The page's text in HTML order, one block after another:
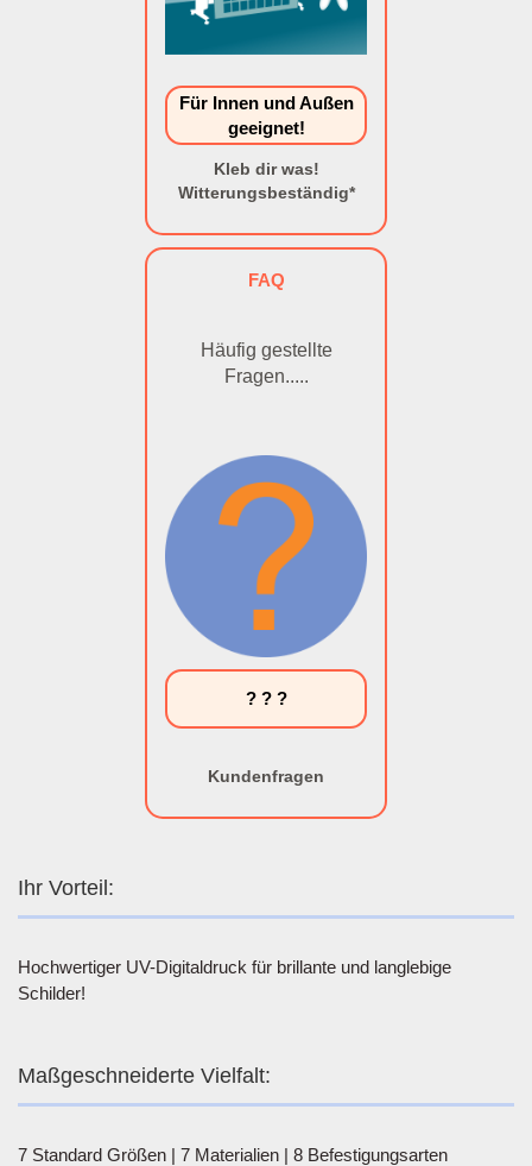
Für Innen und Außen
geeignet!
Kleb dir was!
Witterungsbeständig*
FAQ
Häufig gestellte
Fragen.....
? ? ?
Kundenfragen
Ihr Vorteil:
Hochwertiger UV-Digitaldruck für brillante und langlebige
Schilder!
Maßgeschneiderte Vielfalt:
7 Standard Größen | 7 Materialien | 8 Befestigungsarten